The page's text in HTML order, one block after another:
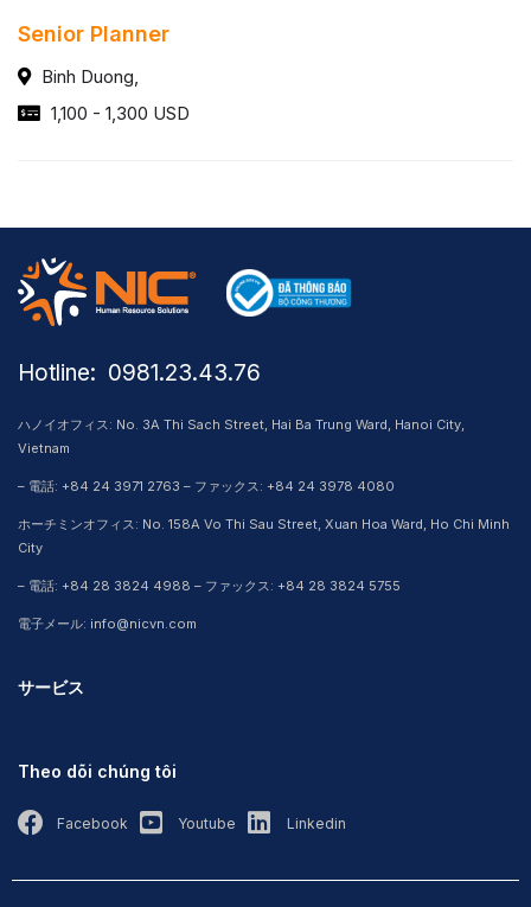
Senior Planner
Binh Duong,
1,100 - 1,300 USD
Hotline: ​ 0981.23.43.76
ハノイオフィス: No. 3A Thi Sach Street, Hai Ba Trung Ward, Hanoi City,
Vietnam
– 電話: +84 24 3971 2763 – ファックス: +84 24 3978 4080
ホーチミンオフィス: No. 158A Vo Thi Sau Street, Xuan Hoa Ward, Ho Chi Minh
City
– 電話: +84 28 3824 4988 – ファックス: +84 28 3824 5755
電子メール: info@nicvn.com
サービス
Theo dõi chúng tôi
Facebook Youtube Linkedin